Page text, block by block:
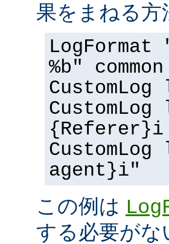
果をまねる
LogFormat
%b" common
CustomLog
{Referer}i
agent}i"
この例は
する必要が